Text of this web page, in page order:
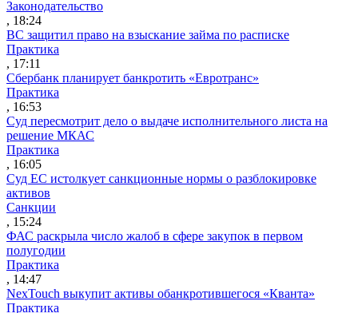
Законодательство
, 18:24
ВС защитил право на взыскание займа по расписке
Практика
, 17:11
Сбербанк планирует банкротить «Евротранс»
Практика
, 16:53
Суд пересмотрит дело о выдаче исполнительного листа на
решение МКАС
Практика
, 16:05
Суд ЕС истолкует санкционные нормы о разблокировке
активов
Санкции
, 15:24
ФАС раскрыла число жалоб в сфере закупок в первом
полугодии
Практика
, 14:47
NexTouch выкупит активы обанкротившегося «Кванта»
Практика